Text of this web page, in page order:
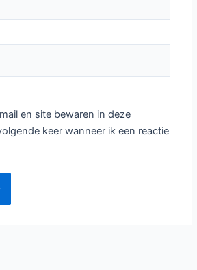
en site bewaren in deze
keer wanneer ik een reactie